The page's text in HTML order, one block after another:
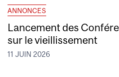
ANNONCES
Lancement des
sur le vieillissement
11 JUIN 2026